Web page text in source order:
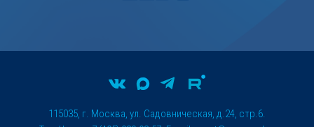
115035, г. Москва, ул. Садовническая, д.24, стр.6.